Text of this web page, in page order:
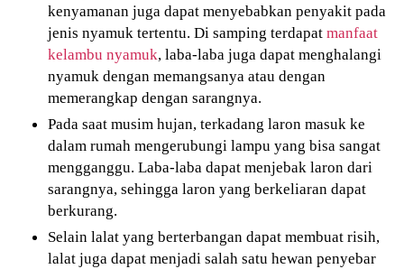
kenyamanan juga dapat menyebabkan penyakit pada
jenis nyamuk tertentu. Di samping terdapatmanfaat
kelambu nyamuk, laba-laba juga dapat menghalangi
nyamuk dengan memangsanya atau dengan
memerangkap dengan sarangnya.
Pada saat musim hujan, terkadang laron masuk ke
dalam rumah mengerubungi lampu yang bisa sangat
mengganggu. Laba-laba dapat menjebak laron dari
sarangnya, sehingga laron yang berkeliaran dapat
berkurang.
Selain lalat yang berterbangan dapat membuat risih,
lalat juga dapat menjadi salah satu hewan penyebar